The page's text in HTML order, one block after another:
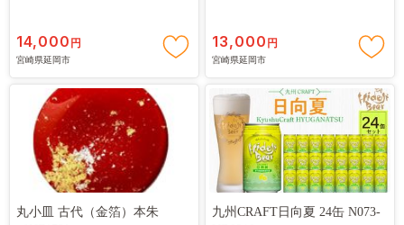
14,000 円
宮崎県延岡市
13,000 円
宮崎県延岡市
丸小皿 古代（金箔）本朱
九州CRAFT日向夏 24缶 N073-